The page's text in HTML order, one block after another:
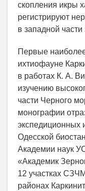
скопления икры
регистрируют
в западной части
Первые
ихтиофауне
в работах К. А.
изучению
части Черного
монографии
экспедиционных
Одесской
Академии наук
«Академик
12 участках
районах